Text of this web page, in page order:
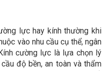
lực hay kính thường khi
vào nhu cầu cụ thể, ngân
cường lực là lựa chọn lý
độ bền, an toàn và thẩm